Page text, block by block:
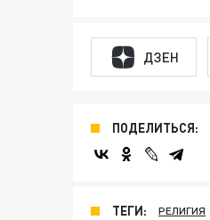
ДЗЕН
ПОДЕЛИТЬСЯ:
ТЕГИ: РЕЛИГИЯ